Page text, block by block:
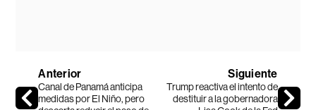
Anterior
Canal de Panamá anticipa
medidas por El Niño, pero
Siguiente
Trump reactiva el intento de
destituir a la gobernadora